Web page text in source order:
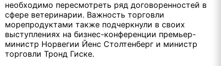
необходимо пересмотреть ряд договоренностей в
сфере ветеринарии. Важность торговли
морепродуктами также подчеркнули в своих
выступлениях на бизнес-конференции премьер-
министр Норвегии Йенс Столтенберг и министр
торговли Тронд Гиске.